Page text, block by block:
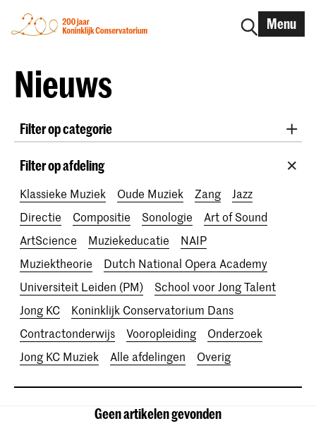
Menu
Nieuws
Filter op categorie
Lunchconcerten
School voor Jong Talent
RCR label
Apply-now
Awards
Interview IN.TUNE 200 jaar
Filter op afdeling
Klassieke Muziek Oude Muziek Zang
Jazz
Directie
Compositie Sonologie
Art of Sound
ArtScience
Muziekeducatie
NAIP
Muziektheorie
Dutch National Opera Academy
Universiteit Leiden (PM)
School voor Jong Talent
Jong KC
Koninklijk Conservatorium Dans
Contractonderwijs
Vooropleiding
Onderzoek
Jong KC Muziek
Alle afdelingen Overig
Geen artikelen gevonden